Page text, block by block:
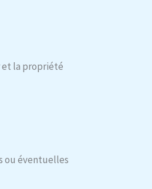
et la propriété
ou éventuelles